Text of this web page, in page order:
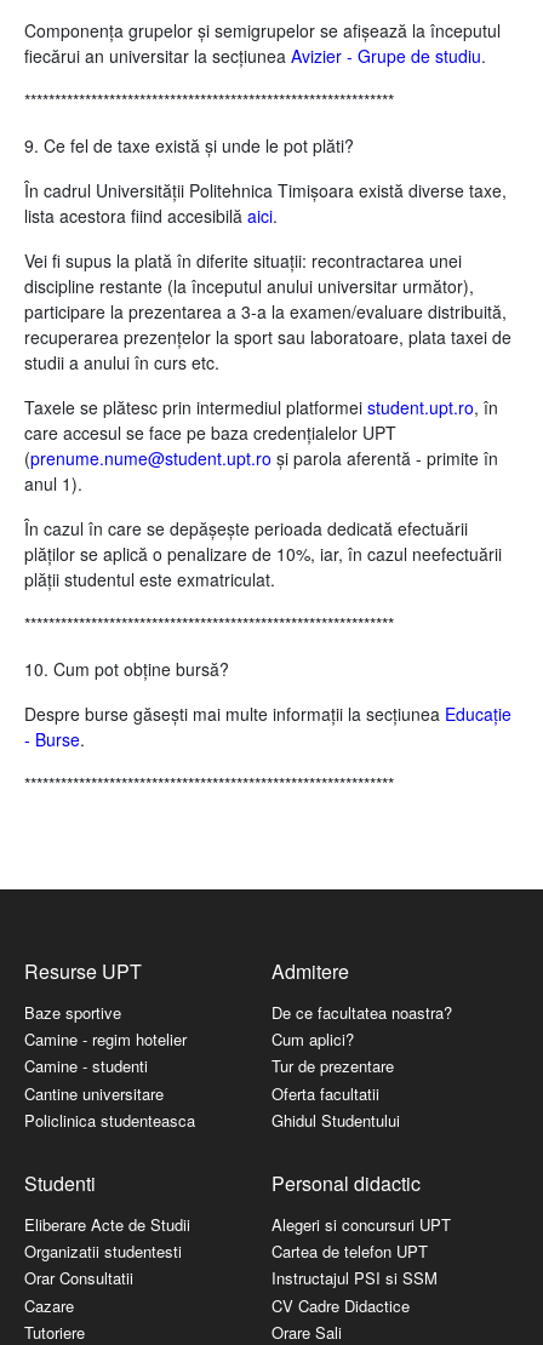
Componența grupelor și semigrupelor se afișează la începutul
fiecărui an universitar la secțiunea Avizier - Grupe de studiu.
*************************************************************
9. Ce fel de taxe există și unde le pot plăti?
În cadrul Universității Politehnica Timișoara există diverse taxe,
lista acestora fiind accesibilă aici.
Vei fi supus la plată în diferite situații: recontractarea unei
discipline restante (la începutul anului universitar următor),
participare la prezentarea a 3-a la examen/evaluare distribuită,
recuperarea prezențelor la sport sau laboratoare, plata taxei de
studii a anului în curs etc.
Taxele se plătesc prin intermediul platformei student.upt.ro, în
care accesul se face pe baza credențialelor UPT
(prenume.nume@student.upt.ro și parola aferentă - primite în
anul 1).
În cazul în care se depășește perioada dedicată efectuării
plăților se aplică o penalizare de 10%, iar, în cazul neefectuării
plății studentul este exmatriculat.
*************************************************************
10. Cum pot obține bursă?
Despre burse găsești mai multe informații la secțiunea Educație
- Burse.
*************************************************************
Resurse UPT
Baze sportive
Camine - regim hotelier
Camine - studenti
Cantine universitare
Policlinica studenteasca
Admitere
De ce facultatea noastra?
Cum aplici?
Tur de prezentare
Oferta facultatii
Ghidul Studentului
Studenti
Eliberare Acte de Studii
Organizatii studentesti
Orar Consultatii
Cazare
Tutoriere
Personal didactic
Alegeri si concursuri UPT
Cartea de telefon UPT
Instructajul PSI si SSM
CV Cadre Didactice
Orare Sali